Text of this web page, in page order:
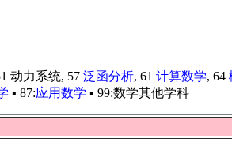
动力系统, 57 泛函分析, 61 计算数学, 64
▪ 87:应用数学 ▪ 99:数学其他学科